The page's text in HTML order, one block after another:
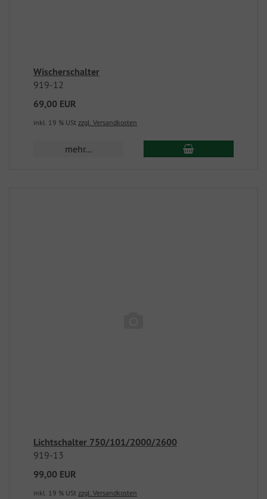
Wischerschalter
919-12
69,00 EUR
inkl. 19 % USt zzgl. Versandkosten
mehr...
Lichtschalter 750/101/2000/2600
919-13
99,00 EUR
inkl. 19 % USt zzgl. Versandkosten